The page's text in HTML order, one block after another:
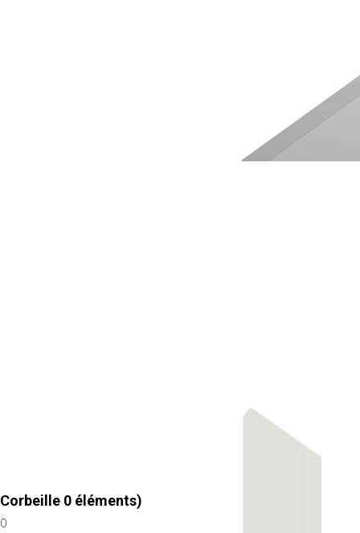
Corbeille 0 éléments)
0